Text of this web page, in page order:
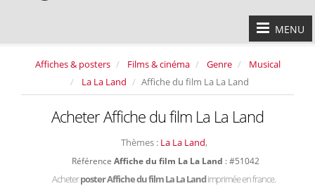
MENU
Affiches & posters Films & cinéma Genre
Musical
La La Land
Affiche du film La La Land
Acheter Affiche du film La La Land
Thèmes : La La Land,
Référence Affiche du film La La Land : #51042
Acheterposter Affiche du film La La Landimprimée en france.